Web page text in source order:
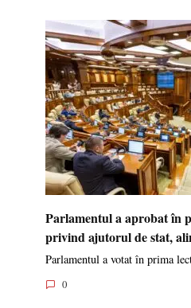
Parlamentul a aprobat în
privind ajutorul de stat,
Parlamentul a votat în prima
0